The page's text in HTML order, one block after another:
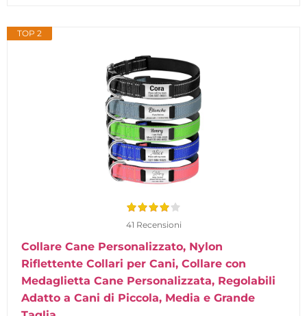
TOP 2
41 Recensioni
Collare Cane Personalizzato, Nylon
Riflettente Collari per Cani, Collare con
Medaglietta Cane Personalizzata, Regolabili
Adatto a Cani di Piccola, Media e Grande